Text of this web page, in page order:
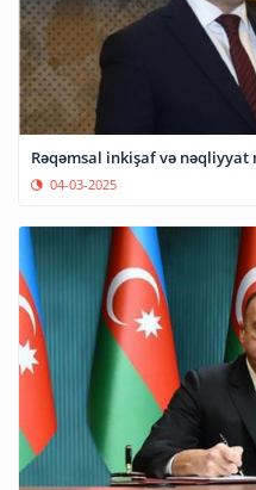
Rəqəmsal inkişaf və
04-03-2025